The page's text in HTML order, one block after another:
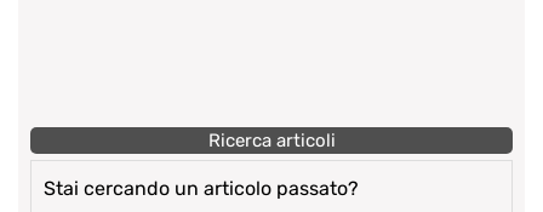
Ricerca articoli
Stai cercando un articolo passato?